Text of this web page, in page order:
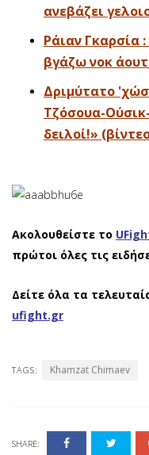
ανεβάζει
Ράιαν Γκαρσία
βγάζω νοκ
Δριμύτατο
Τζόσουα-
δειλοί!»
Ακολουθείστε το
πρώτοι όλες τις
Δείτε όλα τα
ufight.gr
TAGS: Khamzat Chimaev
SHARE: